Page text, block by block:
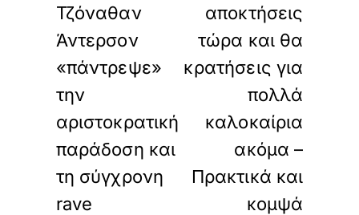
Τζόναθαν
Άντερσον
«πάντρεψε»
την
αριστοκρατική
παράδοση και
τη σύγχρονη
rave
αποκτήσεις
τώρα και θα
κρατήσεις για
πολλά
καλοκαίρια
ακόμα –
Πρακτικά και
κομψά